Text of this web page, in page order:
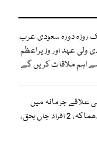
روزہ دورہ سعودی عرب
ولی عہد اور وزیراعظم
اہم ملاقات کریں گے
علاقے جرمانہ میں
منی بس میں دھماکہ، 2 افراد جاں بحق،